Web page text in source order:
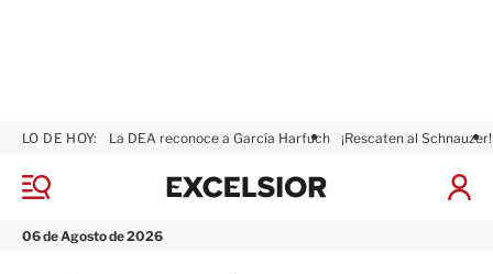
M
n
06 de Agosto de 2026
LO DE HOY: La DEA reconoce a García Harfuch ¡Rescaten al Schnauzer!
I
x